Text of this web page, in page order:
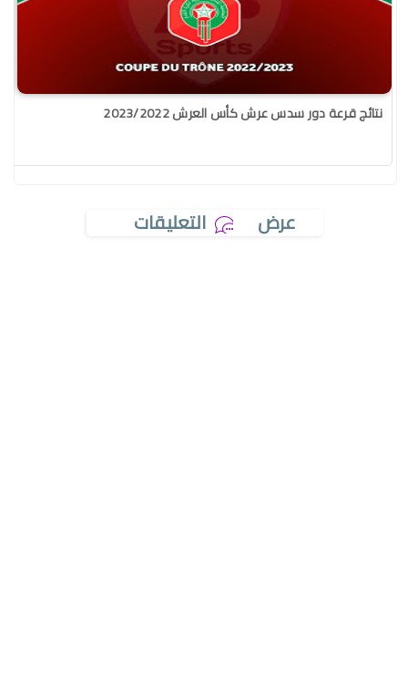
نتائج قرعة دور سدس عرش كأس العرش 2023/2022
عرض التعليقات